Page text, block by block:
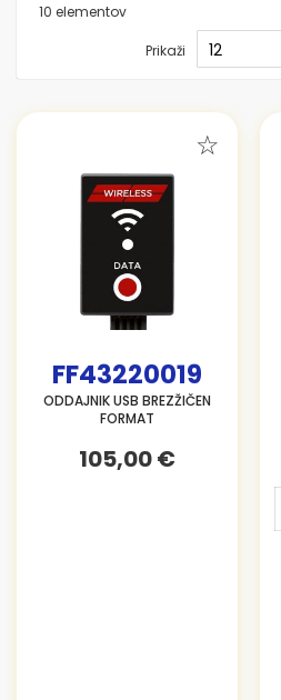
10 elementov
Prikaži
FF43220019
ODDAJNIK USB BREZŽIČEN
FORMAT
105,00 €